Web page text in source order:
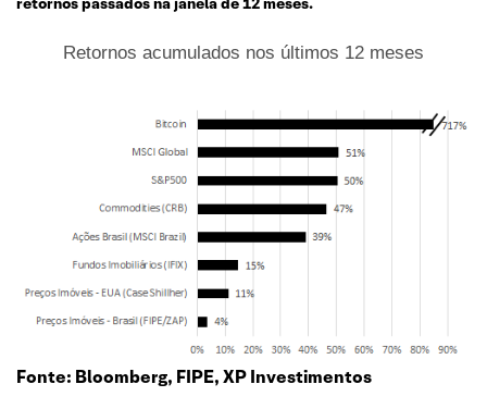
Retornos acumulados nos últimos 12 meses
Fonte: Bloomberg, FIPE, XP Investimentos